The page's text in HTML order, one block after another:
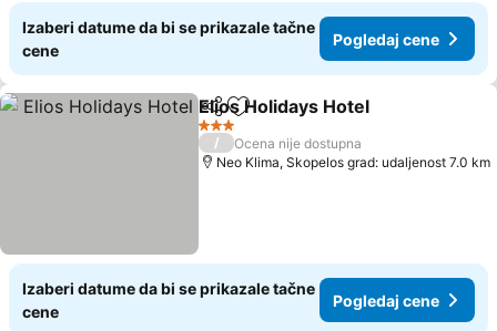
Izaberi datume da bi se prikazale tačne
cene
Pogledaj cene
Deli Dodati u favorite
Elios Holidays Hotel
3 Zvezdice
/
Ocena nije dostupna
Neo Klima, Skopelos grad: udaljenost 7.0 km
Izaberi datume da bi se prikazale tačne
cene
Pogledaj cene